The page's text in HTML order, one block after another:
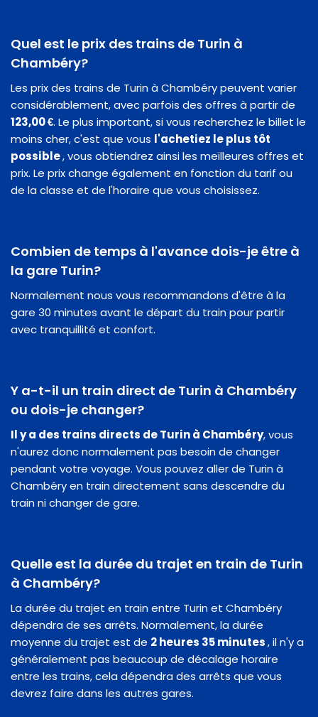
Quel est le prix des trains de Turin à
Chambéry?
Les prix des trains de Turin à Chambéry peuvent varier
considérablement, avec parfois des offres à partir de
123,00 €. Le plus important, si vous recherchez le billet le
moins cher, c'est que vous l'achetiez le plus tôt
possible, vous obtiendrez ainsi les meilleures offres et
prix. Le prix change également en fonction du tarif ou
de la classe et de l'horaire que vous choisissez.
Combien de temps à l'avance dois-je être à
la gare Turin?
Normalement nous vous recommandons d'être à la
gare 30 minutes avant le départ du train pour partir
avec tranquillité et confort.
Y a-t-il un train direct de Turin à Chambéry
ou dois-je changer?
Il y a des trains directs de Turin à Chambéry, vous
n'aurez donc normalement pas besoin de changer
pendant votre voyage. Vous pouvez aller de Turin à
Chambéry en train directement sans descendre du
train ni changer de gare.
Quelle est la durée du trajet en train de Turin
à Chambéry?
La durée du trajet en train entre Turin et Chambéry
dépendra de ses arrêts. Normalement, la durée
moyenne du trajet est de 2 heures 35 minutes, il n'y a
généralement pas beaucoup de décalage horaire
entre les trains, cela dépendra des arrêts que vous
devrez faire dans les autres gares.